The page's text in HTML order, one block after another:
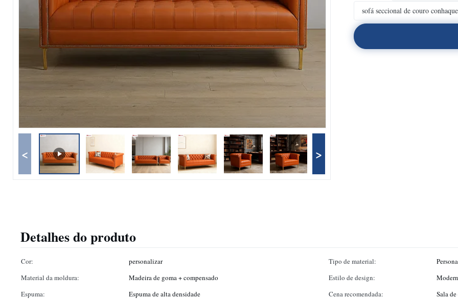
< >
sofá seccional de couro conhaque
Detalhes do produto
Cor: personalizar Tipo de material:
Material da moldura:
Madeira de goma + compensado Estilo de design:
Espuma:
Espuma de alta densidade Cena recomendada:
Sala